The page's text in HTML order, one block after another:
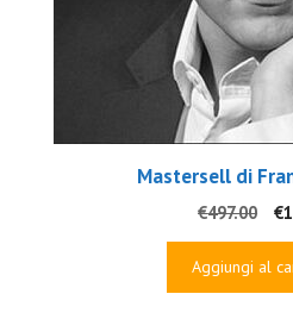
Mastersell di
€497.00
Il
€
Aggiungi al